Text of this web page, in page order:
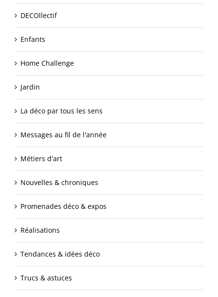
DECOllectif
Enfants
Home Challenge
Jardin
La déco par tous les sens
Messages au fil de l'année
Métiers d'art
Nouvelles & chroniques
Promenades déco & expos
Réalisations
Tendances & idées déco
Trucs & astuces